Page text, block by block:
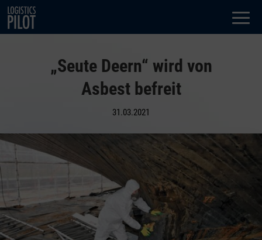
Dialog
window
„Seute Deern“ wird von
Asbest befreit
31.03.2021